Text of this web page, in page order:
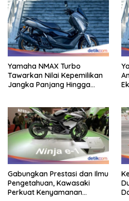
Yamaha NMAX Turbo
Tawarkan Nilai Kepemilikan
Jangka Panjang Hingga
Gabungkan Prestasi dan Ilmu
Pengetahuan, Kawasaki
Perkuat Kenyamanan